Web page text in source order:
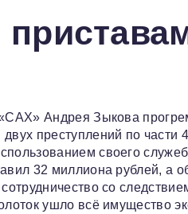
Андрея Зыкова
преступлений по части
своего
32 миллиона рублей,
со
ушло всё имущество